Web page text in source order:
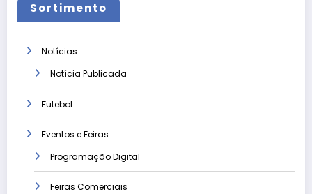
Sortimento
Notícias
Notícia Publicada
Futebol
Eventos e Feiras
Programação Digital
Feiras Comerciais